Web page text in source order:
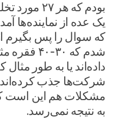
بودم که هر
یک عده از نماینده‌ها
که سوال را پس بگیرم
شدم که ۳۰-
داده‌اند یا به طور
شرکت‌ها جذب کرده‌اند.
مشکلات هم این است
به نتیجه نمی‌رسد.